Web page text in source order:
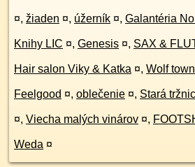
¤, žiaden ¤, úžerník ¤, Galantéria
Knihy LIC ¤, Genesis ¤, SAX &
Hair salon Viky & Katka ¤, Wolf town
Feelgood ¤, oblečenie ¤, Stará
¤, Viecha malých vinárov ¤,
Weda ¤